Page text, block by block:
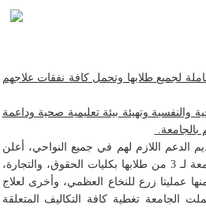
لجميع طلابها وتحمل كافة نفقات علاجهم
وتهيئة بيئة تعليمية صحية وداعمة
بالجامعة.
الدعم اللازم لهم في جميع النواحي، أعلن
الدكتور محمد سامي عبد الصادق رئيس الجامعة، عن دعم الجامعة لـ 3 من طلابها بكليات الحقوق، والتجارة،
عمليتا زرع للنخاع العظمي، وأخرى لعلاج
تغطية كافة التكاليف المتعلقة